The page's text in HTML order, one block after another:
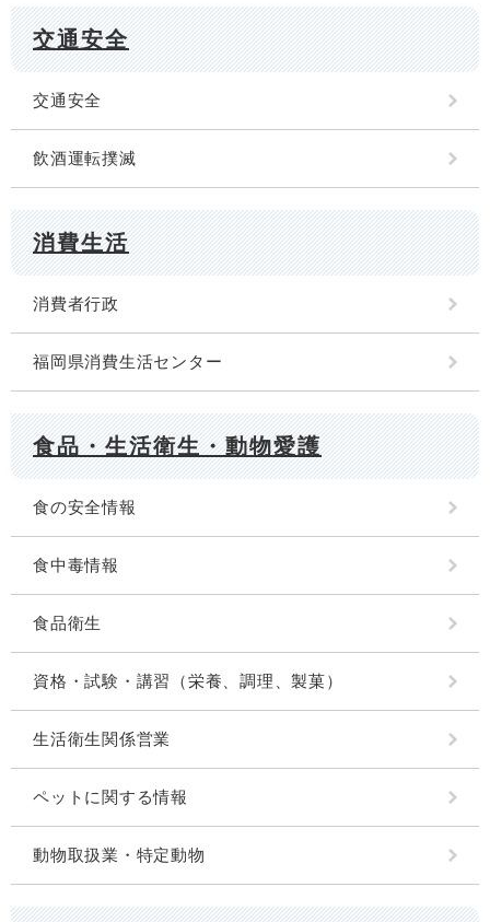
交通安全
交通安全
飲酒運転撲滅
消費生活
消費者行政
福岡県消費生活センター
食品・生活衛生・動物愛護
食の安全情報
食中毒情報
食品衛生
資格・試験・講習（栄養、調理、製菓）
生活衛生関係営業
ペットに関する情報
動物取扱業・特定動物